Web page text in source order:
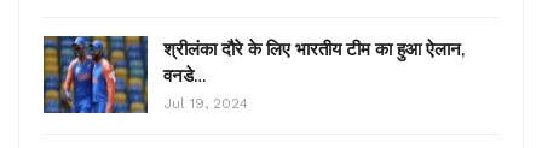
श्रीलंका दौरे के लिए भारतीय टीम का हुआ ऐलान,
वनडे…
Jul 19, 2024